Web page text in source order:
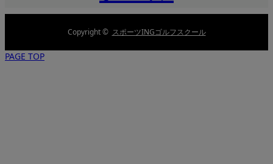
Copyright © スポーツINGゴルフスクール
PAGE TOP